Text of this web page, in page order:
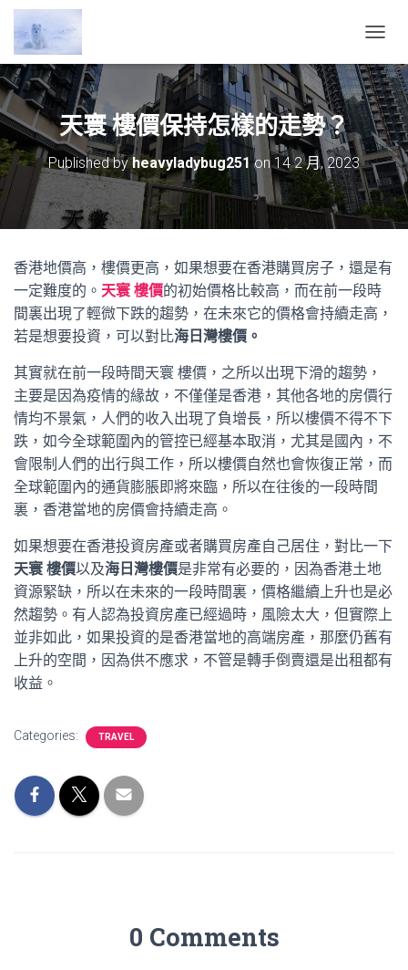
O
G
G
L
E
N
A
V
G
I
O
N
天寰 樓價保持怎樣的走勢？
Published byheavyladybug251on14 2 月, 2023
香港地價高，樓價更高，如果想要在香港購買房子，還是有
一定難度的。 天寰 樓價的初始價格比較高，而在前一段時
間裏出現了輕微下跌的趨勢，在未來它的價格會持續走高，
若是想要投資，可以對比海日灣樓價。
其實就在前一段時間天寰 樓價，之所以出現下滑的趨勢，
主要是因為疫情的緣故，不僅僅是香港，其他各地的房價行
情均不景氣，人們的收入出現了負增長，所以樓價不得不下
跌，如今全球範圍內的管控已經基本取消，尤其是國內，不
會限制人們的出行與工作，所以樓價自然也會恢復正常，而
全球範圍內的通貨膨脹即將來臨，所以在往後的一段時間
裏，香港當地的房價會持續走高。
如果想要在香港投資房產或者購買房產自己居住，對比一下
天寰 樓價以及海日灣樓價是非常有必要的，因為香港土地
資源緊缺，所以在未來的一段時間裏，價格繼續上升也是必
然趨勢。有人認為投資房產已經過時，風險太大，但實際上
並非如此，如果投資的是香港當地的高端房產，那麼仍舊有
上升的空間，因為供不應求，不管是轉手倒賣還是出租都有
收益。
Categories: TRAVEL
0 Comments